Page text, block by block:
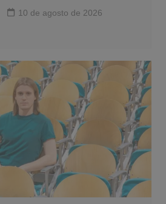
10 de agosto de 2026